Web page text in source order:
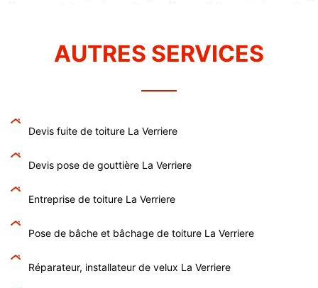
AUTRES SERVICES
Devis fuite de toiture La Verriere
Devis pose de gouttière La Verriere
Entreprise de toiture La Verriere
Pose de bâche et bâchage de toiture La Verriere
Réparateur, installateur de velux La Verriere